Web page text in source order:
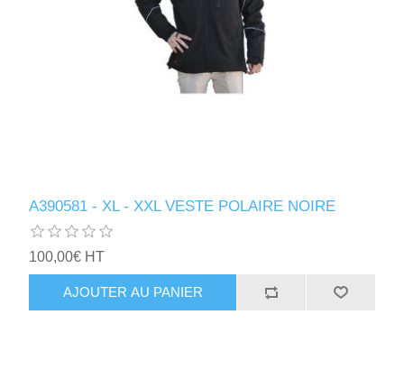
A390581 - XL - XXL VESTE POLAIRE NOIRE
100,00€ HT
AJOUTER AU PANIER